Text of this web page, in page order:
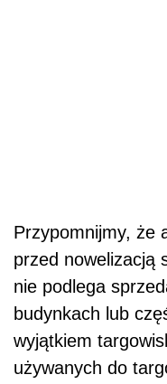
Przypomnijmy, że
przed nowelizacją
nie podlega
budynkach lub
wyjątkiem
używanych do